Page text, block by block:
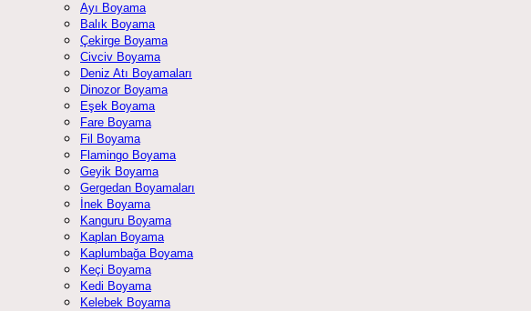
Ayı Boyama
Balık Boyama
Çekirge Boyama
Civciv Boyama
Deniz Atı Boyamaları
Dinozor Boyama
Eşek Boyama
Fare Boyama
Fil Boyama
Flamingo Boyama
Geyik Boyama
Gergedan Boyamaları
İnek Boyama
Kanguru Boyama
Kaplan Boyama
Kaplumbağa Boyama
Keçi Boyama
Kedi Boyama
Kelebek Boyama